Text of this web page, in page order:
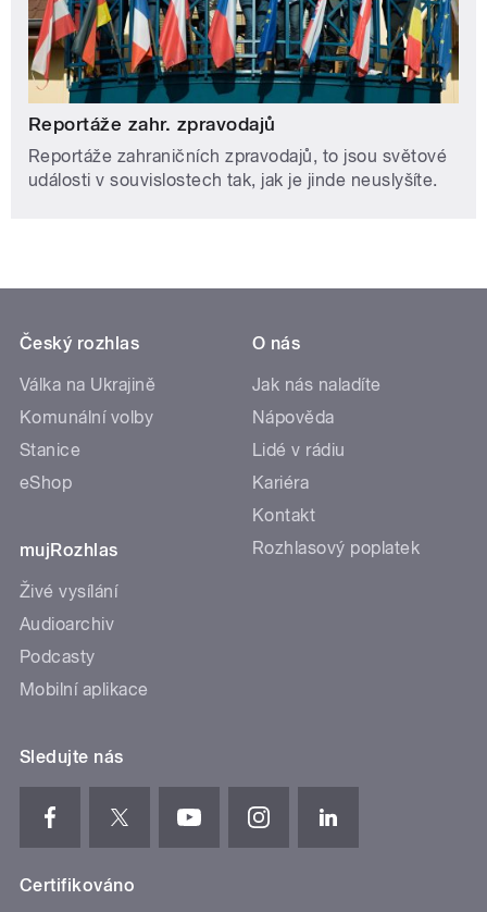
Reportáže zahr. zpravodajů
Reportáže zahraničních zpravodajů, to jsou světové
události v souvislostech tak, jak je jinde neuslyšíte.
Český rozhlas
Válka na Ukrajině
Komunální volby
Stanice
eShop
mujRozhlas
Živé vysílání
Audioarchiv
Podcasty
Mobilní aplikace
O nás
Jak nás naladíte
Nápověda
Lidé v rádiu
Kariéra
Kontakt
Rozhlasový poplatek
Sledujte nás
Certifikováno